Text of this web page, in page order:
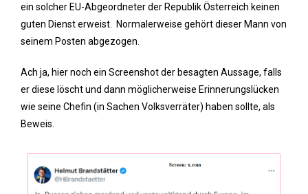
ein solcher EU-Abgeordneter der Republik Österreich keinen
guten Dienst erweist. Normalerweise gehört dieser Mann von
seinem Posten abgezogen.
Ach ja, hier noch ein Screenshot der besagten Aussage, falls
er diese löscht und dann möglicherweise Erinnerungslücken
wie seine Chefin (in Sachen Volksverräter) haben sollte, als
Beweis.